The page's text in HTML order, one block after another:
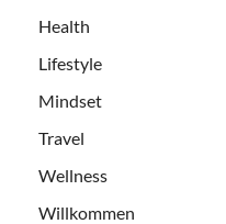
Health
Lifestyle
Mindset
Travel
Wellness
Willkommen